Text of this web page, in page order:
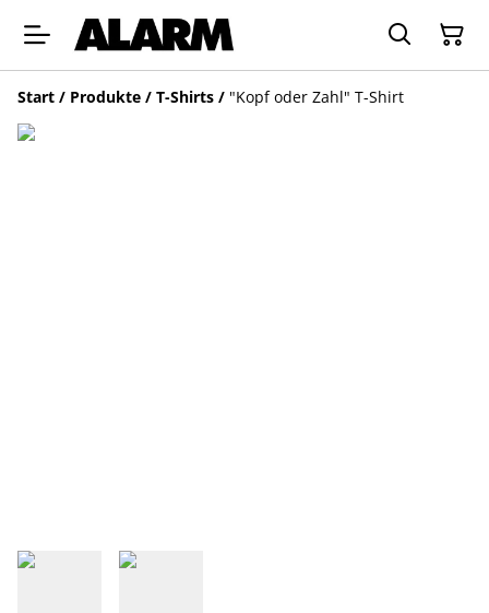
Start / Produkte / T-Shirts / "Kopf oder Zahl" T-Shirt